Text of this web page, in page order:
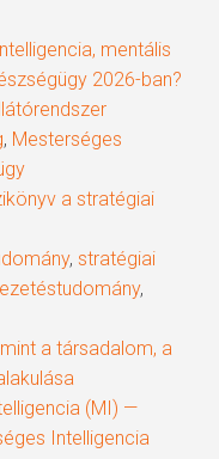
mentális
2026-ban?
, Mesterséges
a stratégiai
, stratégiai
,
a társadalom, a
(MI) —
Intelligencia